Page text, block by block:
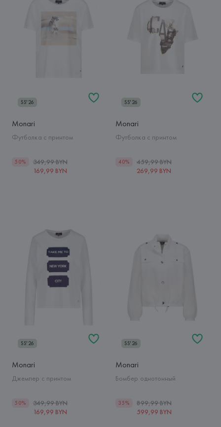
SS'26
Monari
Футболка с принтом
50%
349,99 BYN
169,99 BYN
SS'26
Monari
Футболка с принтом
40%
459,99 BYN
269,99 BYN
SS'26
Monari
Джемпер с принтом
50%
349,99 BYN
169,99 BYN
SS'26
Monari
Бомбер однотонный
35%
899,99 BYN
599,99 BYN